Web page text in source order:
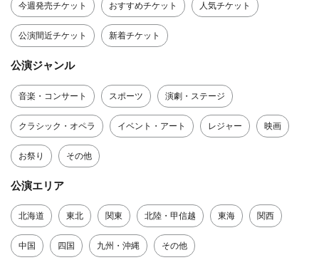
今週発売チケット おすすめチケット 人気チケット
公演間近チケット 新着チケット
公演ジャンル
音楽・コンサート スポーツ 演劇・ステージ
クラシック・オペラ イベント・アート レジャー 映画
お祭り その他
公演エリア
北海道 東北 関東 北陸・甲信越 東海 関西
中国 四国 九州・沖縄 その他